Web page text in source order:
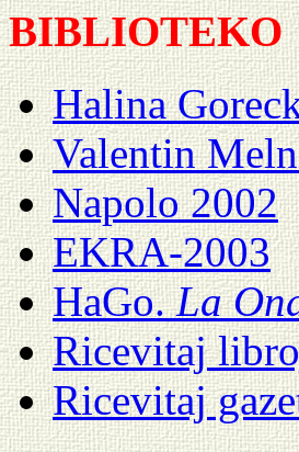
BIBLIOTEKO
Halina
Valentin
Napolo 2002
EKRA-2003
HaGo.La
Ricevitaj
Ricevitaj